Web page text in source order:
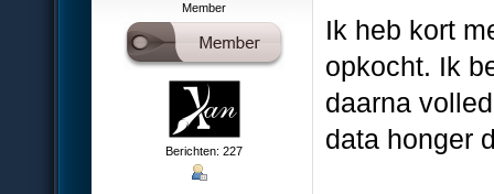
Member
Berichten: 227
Ik heb kort
opkocht. Ik
daarna
data honger